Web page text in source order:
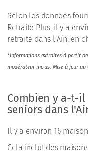
Selon les données
Retraite Plus, il y a
retraite dans l'Ain, en
*Informations extraites à partir
modérateur inclus. Mise à jour au
Combien y a-t-
seniors dans
Il y a environ 16
Cela inclut des